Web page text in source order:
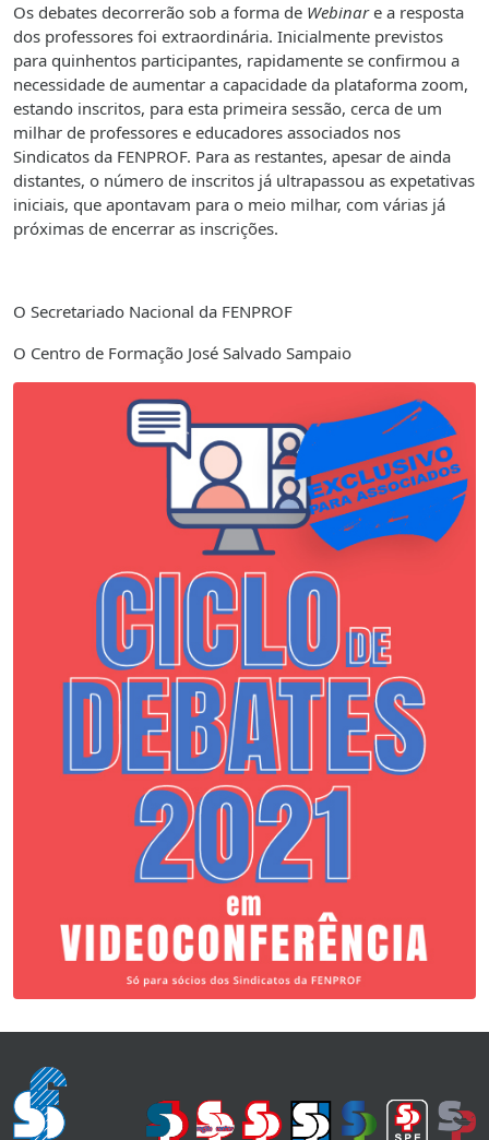
Os debates decorrerão sob a forma de Webinare a resposta
dos professores foi extraordinária. Inicialmente previstos
para quinhentos participantes, rapidamente se confirmou a
necessidade de aumentar a capacidade da plataforma zoom,
estando inscritos, para esta primeira sessão, cerca de um
milhar de professores e educadores associados nos
Sindicatos da FENPROF. Para as restantes, apesar de ainda
distantes, o número de inscritos já ultrapassou as expetativas
iniciais, que apontavam para o meio milhar, com várias já
próximas de encerrar as inscrições.
O Secretariado Nacional da FENPROF
O Centro de Formação José Salvado Sampaio